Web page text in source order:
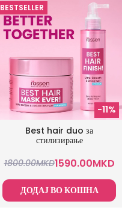
BESTSELLER
-11%
Best hair duo за
стилизирање
1800.00MKD1590.00MKD
ДОДАЈ ВО КОШНА